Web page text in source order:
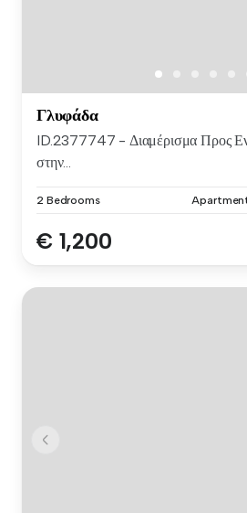
Γλυφάδα
ID.2377747 - Διαμέρισμα Προς
στην...
2 Bedrooms
€ 1,200